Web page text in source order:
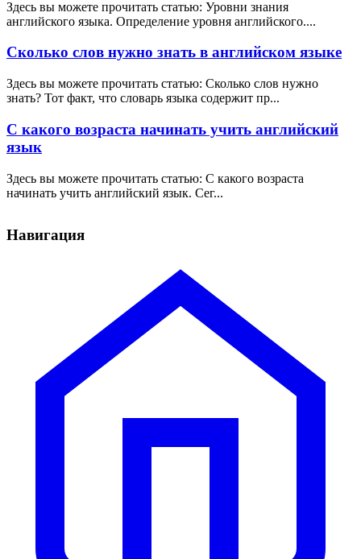
Здесь вы можете прочитать статью: Уровни знания
английского языка. Определение уровня английского....
Сколько слов нужно знать в английском языке
Здесь вы можете прочитать статью: Сколько слов нужно
знать? Тот факт, что словарь языка содержит пр...
С какого возраста начинать учить английский
язык
Здесь вы можете прочитать статью: С какого возраста
начинать учить английский язык. Сег...
Навигация